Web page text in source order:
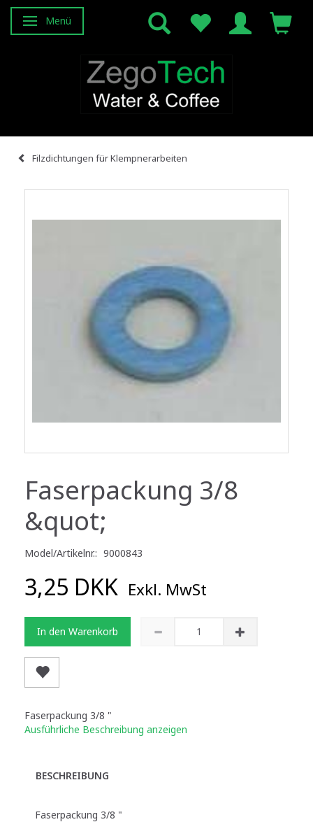
Anzeige ändern
Menü
Filzdichtungen für Klempnerarbeiten
Faserpackung 3/8
&quot;
Model/Artikelnr.: 9000843
3,25 DKK Exkl. MwSt
In den Warenkorb
Faserpackung 3/8 "
Ausführliche Beschreibung anzeigen
BESCHREIBUNG
Faserpackung 3/8 "